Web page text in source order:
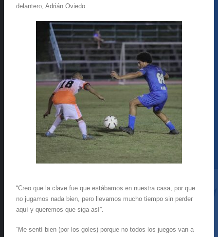
delantero, Adrián Oviedo.
“Creo que la clave fue que estábamos en nuestra casa, por que
no jugamos nada bien, pero llevamos mucho tiempo sin perder
aquí y queremos que siga así”.
“Me sentí bien (por los goles) porque no todos los juegos van a